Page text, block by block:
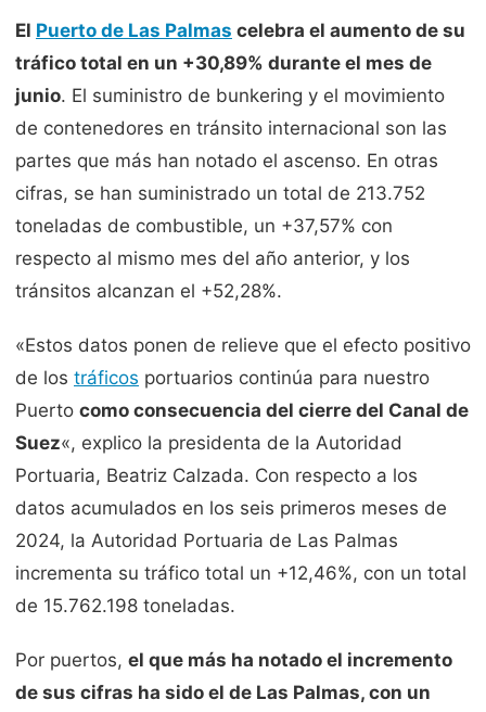
El Puerto de Las Palmas celebra el aumento de su
tráfico total en un +30,89% durante el mes de
junio. El suministro de bunkering y el movimiento
de contenedores en tránsito internacional son las
partes que más han notado el ascenso. En otras
cifras, se han suministrado un total de 213.752
toneladas de combustible, un +37,57% con
respecto al mismo mes del año anterior, y los
tránsitos alcanzan el +52,28%.
«Estos datos ponen de relieve que el efecto positivo
de los tráficos portuarios continúa para nuestro
Puerto como consecuencia del cierre del Canal de
Suez«, explico la presidenta de la Autoridad
Portuaria, Beatriz Calzada. Con respecto a los
datos acumulados en los seis primeros meses de
2024, la Autoridad Portuaria de Las Palmas
incrementa su tráfico total un +12,46%, con un total
de 15.762.198 toneladas.
Por puertos, el que más ha notado el incremento
de sus cifras ha sido el de Las Palmas, con un